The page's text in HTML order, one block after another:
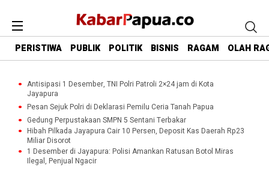
PERISTIWA PUBLIK POLITIK BISNIS RAGAM OLAH
Antisipasi 1 Desember, TNI Polri Patroli 2×24 jam di Kota
Jayapura
Pesan Sejuk Polri di Deklarasi Pemilu Ceria Tanah Papua
Gedung Perpustakaan SMPN 5 Sentani Terbakar
Hibah Pilkada Jayapura Cair 10 Persen, Deposit Kas Daerah Rp23
Miliar Disorot
1 Desember di Jayapura: Polisi Amankan Ratusan Botol Miras
Ilegal, Penjual Ngacir